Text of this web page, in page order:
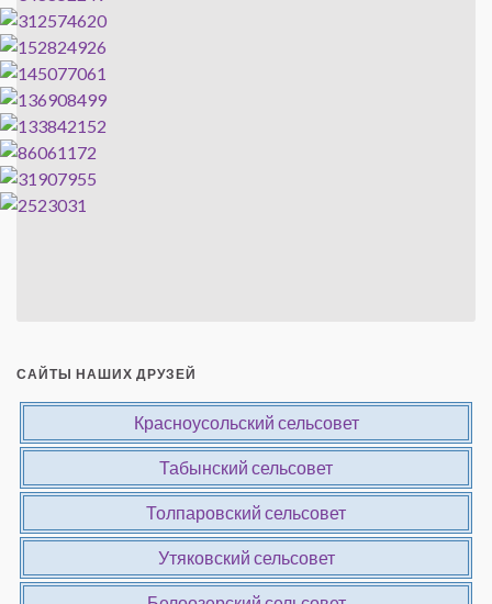
САЙТЫ НАШИХ ДРУЗЕЙ
Красноусольский сельсовет
Табынский сельсовет
Толпаровский сельсовет
Утяковский сельсовет